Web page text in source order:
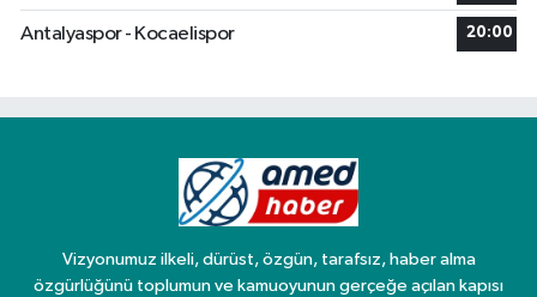
Antalyaspor - Kocaelispor 20:00
Vizyonumuz ilkeli, dürüst, özgün, tarafsız, haber alma
özgürlüğünü toplumun ve kamuoyunun gerçeğe açılan kapısı